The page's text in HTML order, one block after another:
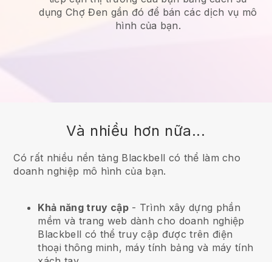
dụng Chợ Đen gần đó để bán các dịch vụ mô
hình của bạn.
Và nhiều hơn nữa...
Có rất nhiều nền tảng Blackbell có thể làm cho
doanh nghiệp mô hình của bạn.
Khả năng truy cập- Trình xây dựng phần
mềm và trang web dành cho doanh nghiệp
Blackbell có thể truy cập được trên điện
thoại thông minh, máy tính bảng và máy tính